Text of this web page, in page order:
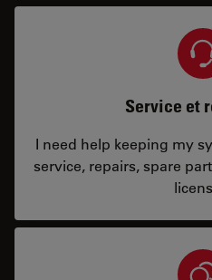
Service et
I need help keeping my
service, repairs, spare